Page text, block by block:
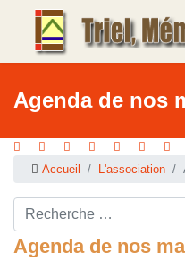
Agenda de nos
Accueil L'association
Rechercher ...
Agenda de nos